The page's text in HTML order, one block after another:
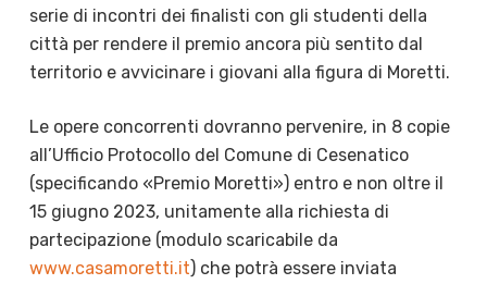
serie di incontri dei finalisti con gli studenti della
città per rendere il premio ancora più sentito dal
territorio e avvicinare i giovani alla figura di Moretti.
Le opere concorrenti dovranno pervenire, in 8 copie
all’Ufficio Protocollo del Comune di Cesenatico
(specificando «Premio Moretti») entro e non oltre il
15 giugno 2023, unitamente alla richiesta di
partecipazione (modulo scaricabile da
www.casamoretti.it) che potrà essere inviata